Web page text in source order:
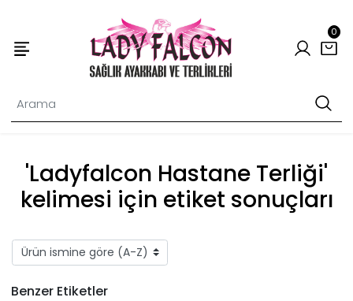
0
'Ladyfalcon Hastane Terliği'
kelimesi için etiket sonuçları
Benzer Etiketler